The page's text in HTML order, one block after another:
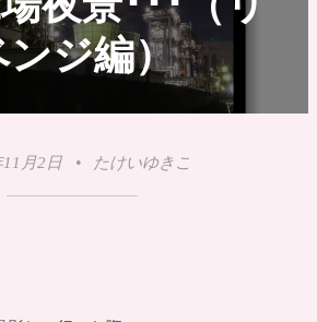
ンジ編）
11月2日 • たけいゆきこ